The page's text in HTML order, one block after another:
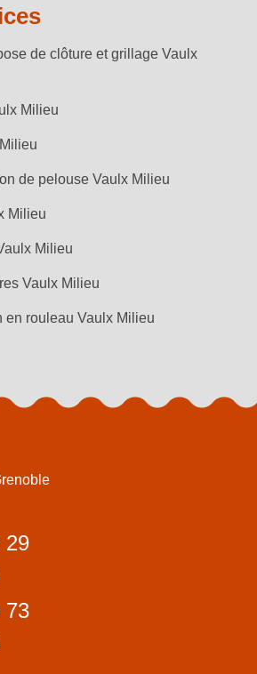
de clôture et grillage Vaulx
Milieu
de pelouse Vaulx Milieu
Milieu
Milieu
Vaulx Milieu
en rouleau Vaulx Milieu
29
73